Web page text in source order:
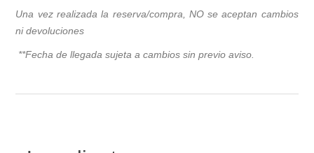
Una vez realizada la reserva/compra, NO se aceptan cambios
ni devoluciones
**Fecha de llegada sujeta a cambios sin previo aviso.